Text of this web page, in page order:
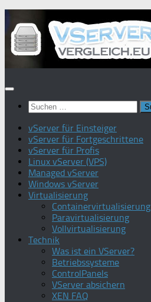
Inhalt
springen
Suchen
nach:
vServer für Einsteiger
vServer für Fortgeschrittene
vServer für Profis
Linux vServer (VPS)
Managed vServer
Windows vServer
Virtualisierung
Containervirtualisierung
Paravirtualisierung
Vollvirtualisierung
Technik
Was ist ein VServer?
Betriebssysteme
ControlPanels
VServer absichern
XEN FAQ